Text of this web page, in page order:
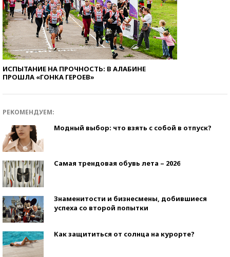
ИСПЫТАНИЕ НА ПРОЧНОСТЬ: В АЛАБИНЕ
ПРОШЛА «ГОНКА ГЕРОЕВ»
РЕКОМЕНДУЕМ:
Модный выбор: что взять с собой в отпуск?
Самая трендовая обувь лета – 2026
Знаменитости и бизнесмены, добившиеся
успеха со второй попытки
Как защититься от солнца на курорте?